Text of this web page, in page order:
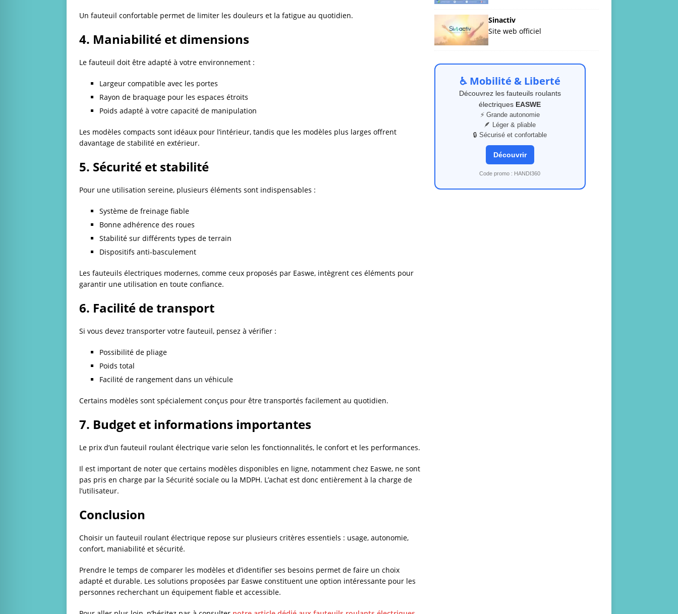
Un fauteuil confortable permet de limiter les douleurs et la fatigue au quotidien.
4. Maniabilité et dimensions
Le fauteuil doit être adapté à votre environnement :
Largeur compatible avec les portes
Rayon de braquage pour les espaces étroits
Poids adapté à votre capacité de manipulation
Les modèles compacts sont idéaux pour l’intérieur, tandis que les modèles plus larges offrent
davantage de stabilité en extérieur.
5. Sécurité et stabilité
Pour une utilisation sereine, plusieurs éléments sont indispensables :
Système de freinage fiable
Bonne adhérence des roues
Stabilité sur différents types de terrain
Dispositifs anti-basculement
Les fauteuils électriques modernes, comme ceux proposés par Easwe, intègrent ces éléments pour
garantir une utilisation en toute confiance.
6. Facilité de transport
Si vous devez transporter votre fauteuil, pensez à vérifier :
Possibilité de pliage
Poids total
Facilité de rangement dans un véhicule
Certains modèles sont spécialement conçus pour être transportés facilement au quotidien.
7. Budget et informations importantes
Le prix d’un fauteuil roulant électrique varie selon les fonctionnalités, le confort et les performances.
Il est important de noter que certains modèles disponibles en ligne, notamment chez Easwe, ne sont
pas pris en charge par la Sécurité sociale ou la MDPH. L’achat est donc entièrement à la charge de
l’utilisateur.
Conclusion
Choisir un fauteuil roulant électrique repose sur plusieurs critères essentiels : usage, autonomie,
confort, maniabilité et sécurité.
Prendre le temps de comparer les modèles et d’identifier ses besoins permet de faire un choix
adapté et durable. Les solutions proposées par Easwe constituent une option intéressante pour les
personnes recherchant un équipement fiable et accessible.
Sinactiv
Site web officiel
♿ Mobilité & Liberté
Découvrez les fauteuils roulants
électriques EASWE
⚡ Grande autonomie
🪶 Léger & pliable
🔒 Sécurisé et confortable
Découvrir
Code promo : HANDI360